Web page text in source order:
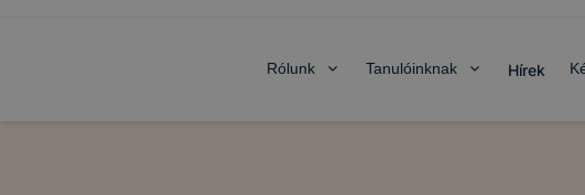
Rólunk Tanulóinknak Hírek